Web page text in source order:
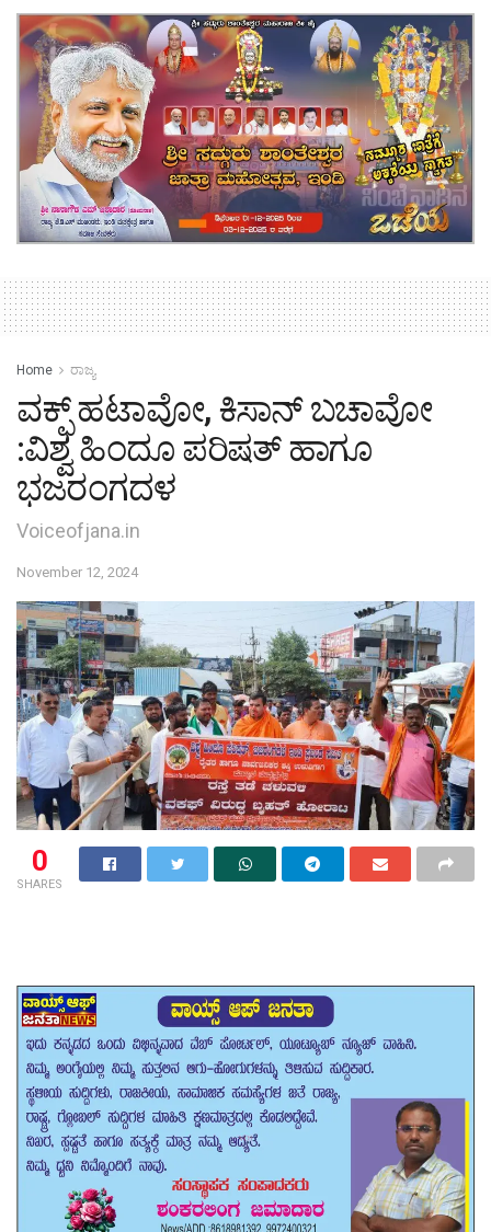
Home ರಾಜ್ಯ
ವಕ್ಫ್ ಹಟಾವೋ, ಕಿಸಾನ್ ಬಚಾವೋ
:ವಿಶ್ವ ಹಿಂದೂ ಪರಿಷತ್ ಹಾಗೂ
ಭಜರಂಗದಳ
Voiceofjana.in
November 12, 2024
0
SHARES